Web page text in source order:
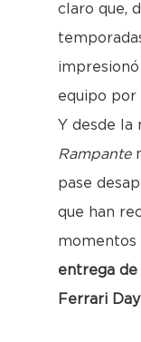
claro que,
equipo por
Y desde la
Rampante
pase
que han
momentos
entrega de
Ferrari